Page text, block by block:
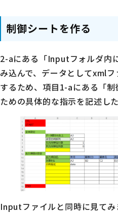
制御シートを作る
2-aにある「Inputフォルダ内
み込んで、データとしてxml
するため、項目1-aにある「
ための具体的な指示を記述し
Inputファイルと同時に見てみ